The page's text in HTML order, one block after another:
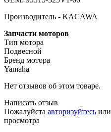
Производитель - KACAWA
Запчасти моторов
Тип мотора
Подвесной
Бренд мотора
Yamaha
Нет отзывов об этом товаре.
Написать отзыв
Пожалуйста авторизуйтесь или
просмотра